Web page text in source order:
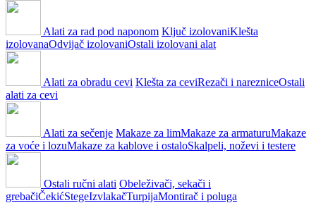
Alati za rad pod naponom Ključ izolovaniKlešta
izolovanaOdvijač izolovaniOstali izolovani alat
Alati za obradu cevi Klešta za ceviRezači i narezniceOstali
alati za cevi
Alati za sečenje Makaze za limMakaze za armaturuMakaze
za voće i lozuMakaze za kablove i ostaloSkalpeli, noževi i testere
Ostali ručni alati Obeleživači, sekači i
grebačiČekićStegeIzvlakačTurpijaMontirač i poluga